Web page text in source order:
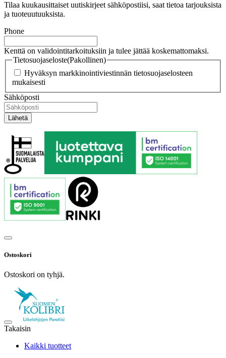
Tilaa kuukausittaiset uutiskirjeet sähköpostiisi, saat tietoa tarjouksista
ja tuoteuutuuksista.
Phone
Kenttä on validointitarkoituksiin ja tulee jättää koskemattomaksi.
Tietosuojaseloste(Pakollinen)
Hyväksyn markkinointiviestinnän tietosuojaselosteen
mukaisesti
Sähköposti
Ostoskori
Ostoskori on tyhjä.
Takaisin
Kaikki tuotteet